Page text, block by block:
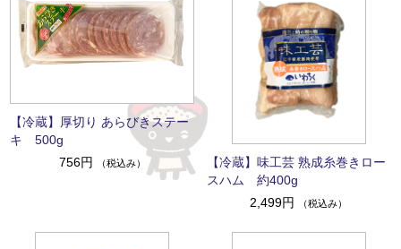
【冷蔵】厚切り あらびきステー
キ 500g
756円
（税込み）
【冷蔵】味工芸 熟成糸巻きロー
スハム 約400g
2,499円
（税込み）